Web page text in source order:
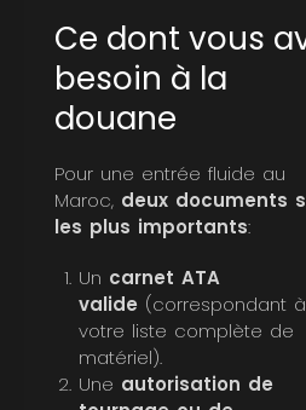
Ce dont vous
besoin à la
douane
Pour une entrée fluide au
Maroc, deux documents
les plus importants:
Un carnet ATA
valide (correspondant à
votre liste complète de
matériel).
Une autorisation de